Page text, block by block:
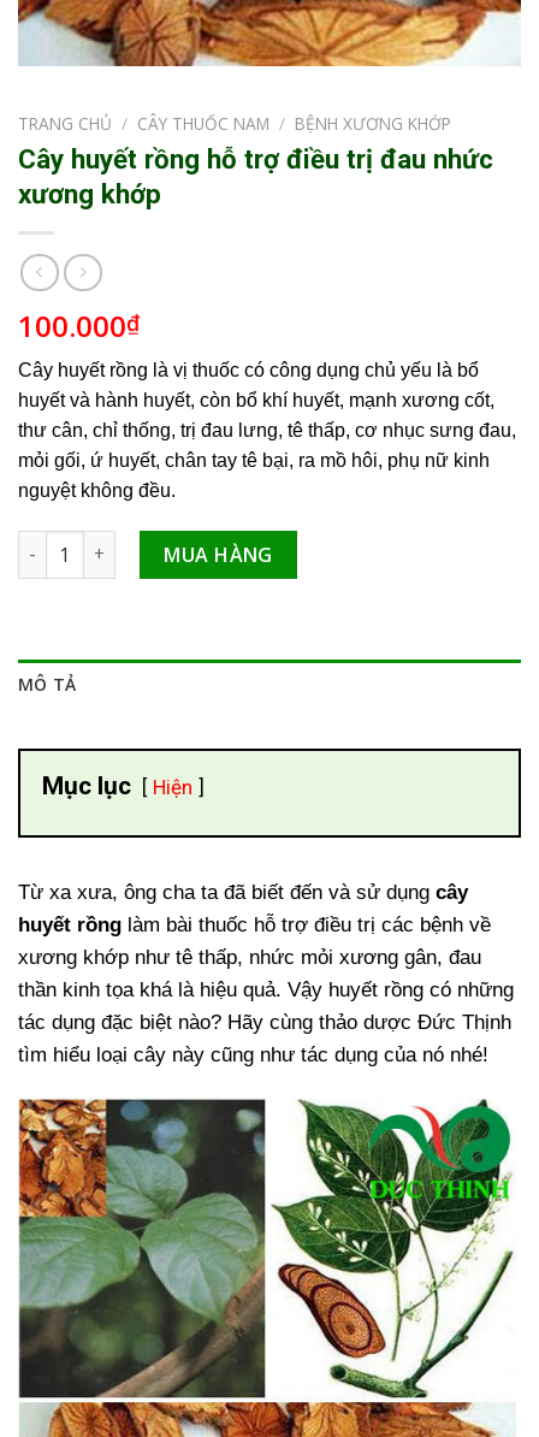
TRANG CHỦ / CÂY THUỐC NAM / BỆNH XƯƠNG KHỚP
Cây huyết rồng hỗ trợ điều trị đau nhức
xương khớp
100.000₫
Cây huyết rồng là vị thuốc có công dụng chủ yếu là bổ
huyết và hành huyết, còn bổ khí huyết, mạnh xương cốt,
thư cân, chỉ thống, trị đau lưng, tê thấp, cơ nhục sưng đau,
mỏi gối, ứ huyết, chân tay tê bại, ra mồ hôi, phụ nữ kinh
nguyệt không đều.
Cây huyết rồng hỗ trợ điều trị đau nhức xương khớp số lượng
MUA HÀNG
MÔ TẢ
Mục lục Hiện
Từ xa xưa, ông cha ta đã biết đến và sử dụng cây
huyết rồng làm bài thuốc hỗ trợ điều trị các bệnh về
xương khớp như tê thấp, nhức mỏi xương gân, đau
thần kinh tọa khá là hiệu quả. Vậy huyết rồng có những
tác dụng đặc biệt nào? Hãy cùng thảo dược Đức Thịnh
tìm hiểu loại cây này cũng như tác dụng của nó nhé!